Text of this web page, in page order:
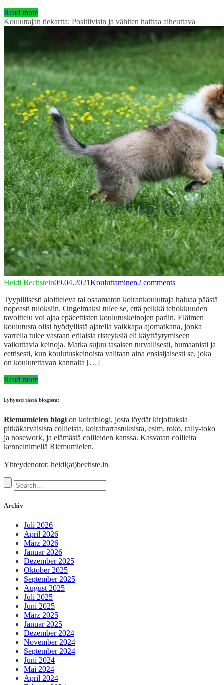
Read more
Kouluttajan tiekartta: Positiivisin ja vähiten haittaa aiheuttava
Heidi Bechstein09.04.2021Kouluttaminen2 comments
Tyypillisesti aloitteleva tai osaamaton koirankouluttaja haluaa päästä
nopeasti tuloksiin. Ongelmaksi tulee se, että pelkkä tehokkuuden
tavoittelu voi ajaa epäeettisten koulutuskeinojen pariin. Eläimen
koulutusta olisi hyödyllistä ajatella vaikkapa ajomatkana, jonka
varrella tulee vastaan erilaisia risteyksiä eli käyttäytymiseen
vaikuttavia keinoja. Matka sujuu tasaisen turvallisesti, humaanisti ja
eettisesti, kun koulutuskeinoista valitaan aina ensisijaisesti se, joka
on koulutettavan kannalta […]
Read more
Lyhyesti tästä blogista:
Riemumielen blogi on koirablogi, josta löydät kirjoituksia
pitkäkarvaisista collieista, koiraharrastuksista, esim. toko, rally-toko
ja nosework, ja elämästä collieiden kanssa. Kasvatan collieita
kennelnimellä Riemumielen.
Yhteydenotot: heidi(at)bechste.in
Archiv
Juli 2026
April 2026
März 2026
Januar 2026
Dezember 2025
Oktober 2025
September 2025
August 2025
Juli 2025
Juni 2025
März 2025
Januar 2025
Dezember 2024
November 2024
September 2024
Juni 2024
Mai 2024
April 2024